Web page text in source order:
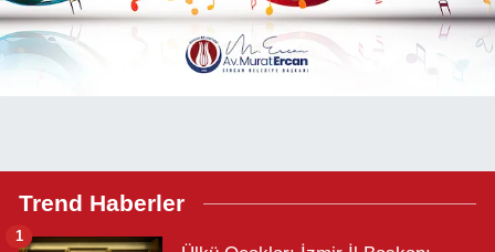
Trend Haberler
1